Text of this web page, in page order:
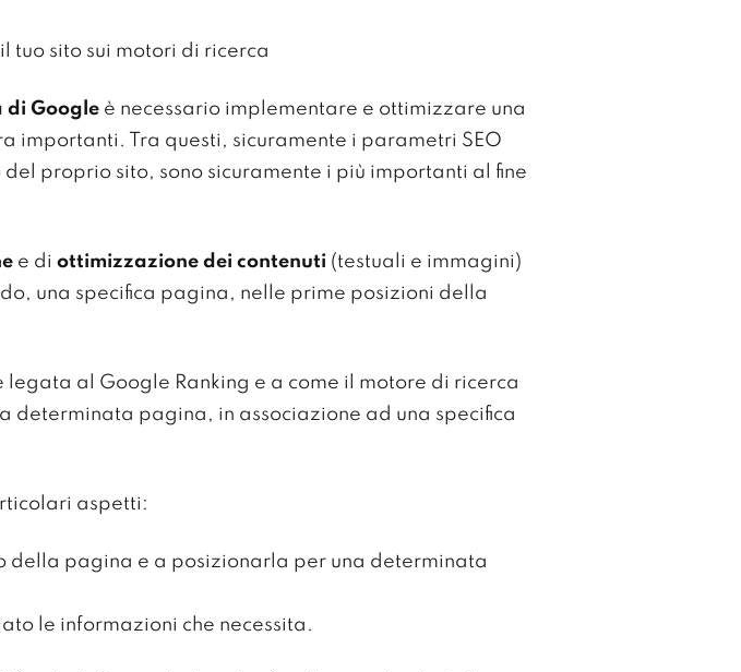
tuo sito sui motori di ricerca
di Google è necessario implementare e ottimizzare una
importanti. Tra questi, sicuramente i parametri SEO
proprio sito, sono sicuramente i più importanti al fine
e di ottimizzazione dei contenuti (testuali e immagini)
una specifica pagina, nelle prime posizioni della
al Google Ranking e a come il motore di ricerca
determinata pagina, in associazione ad una specifica
aspetti:
della pagina e a posizionarla per una determinata
le informazioni che necessita.